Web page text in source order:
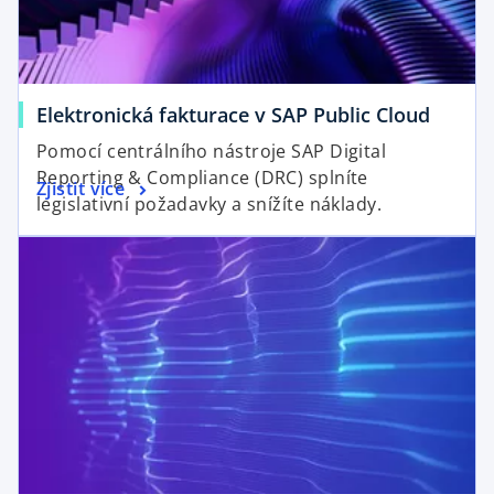
w
a
b
Elektronická fakturace v SAP Public Cloud
Pomocí centrálního nástroje SAP Digital
Reporting & Compliance (DRC) splníte
legislativní požadavky a snížíte náklady.
Zjistit více